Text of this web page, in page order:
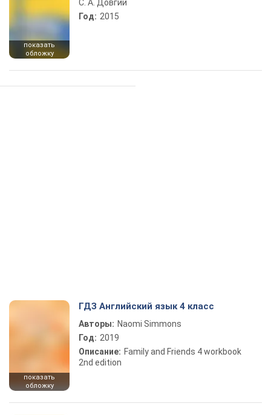
показать
обложку
С. А. Довгий
Год: 2015
показать
обложку
ГДЗ Английский язык 4 класс
Авторы: Naomi Simmons
Год: 2019
Описание: Family and Friends 4 workbook
2nd edition